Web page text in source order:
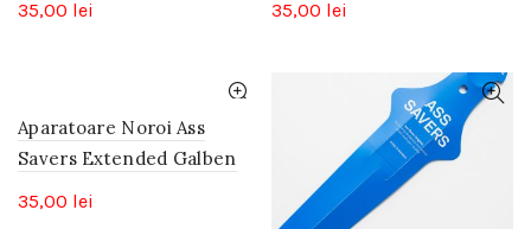
35,00 lei
35,00 lei
Aparatoare Noroi Ass
Savers Extended Galben
35,00 lei